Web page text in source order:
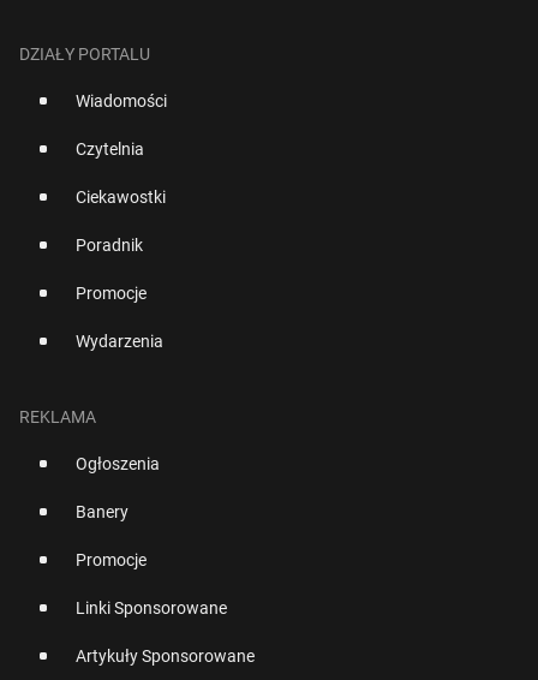
DZIAŁY PORTALU
Wiadomości
Czytelnia
Ciekawostki
Poradnik
Promocje
Wydarzenia
REKLAMA
Ogłoszenia
Banery
Promocje
Linki Sponsorowane
Artykuły Sponsorowane